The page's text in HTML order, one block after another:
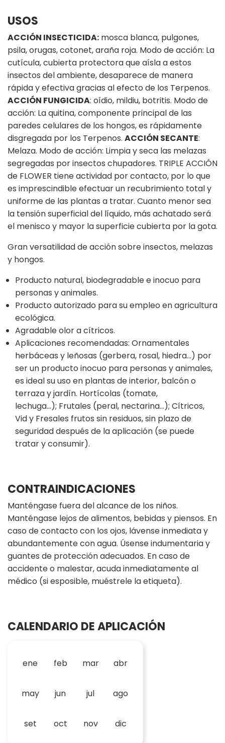
USOS
ACCIÓN INSECTICIDA: mosca blanca, pulgones,
psila, orugas, cotonet, araña roja. Modo de acción: La
cutícula, cubierta protectora que aísla a estos
insectos del ambiente, desaparece de manera
rápida y efectiva gracias al efecto de los Terpenos.
ACCIÓN FUNGICIDA: oídio, mildiu, botritis. Modo de
acción: La quitina, componente principal de las
paredes celulares de los hongos, es rápidamente
disgregada por los Terpenos. ACCIÓN SECANTE:
Melaza. Modo de acción: Limpia y seca las melazas
segregadas por insectos chupadores. TRIPLE ACCIÓN
de FLOWER tiene actividad por contacto, por lo que
es imprescindible efectuar un recubrimiento total y
uniforme de las plantas a tratar. Cuanto menor sea
la tensión superficial del líquido, más achatado será
el menisco y mayor la superficie cubierta por la gota.
Gran versatilidad de acción sobre insectos, melazas
y hongos.
Producto natural, biodegradable e inocuo para
personas y animales.
Producto autorizado para su empleo en agricultura
ecológica.
Agradable olor a cítricos.
Aplicaciones recomendadas: Ornamentales
herbáceas y leñosas (gerbera, rosal, hiedra…) por
ser un producto inocuo para personas y animales,
es ideal su uso en plantas de interior, balcón o
terraza y jardín. Hortícolas (tomate,
lechuga…); Frutales (peral, nectarina…); Cítricos,
Vid y Fresales frutos sin residuos, sin plazo de
seguridad después de la aplicación (se puede
tratar y consumir).
CONTRAINDICACIONES
Manténgase fuera del alcance de los niños.
Manténgase lejos de alimentos, bebidas y piensos. En
caso de contacto con los ojos, lávense inmediata y
abundantemente con agua. Úsense indumentaria y
guantes de protección adecuados. En caso de
accidente o malestar, acuda inmediatamente al
médico (si esposible, muéstrele la etiqueta).
CALENDARIO DE APLICACIÓN
ene feb mar abr
may jun jul ago
set oct nov dic